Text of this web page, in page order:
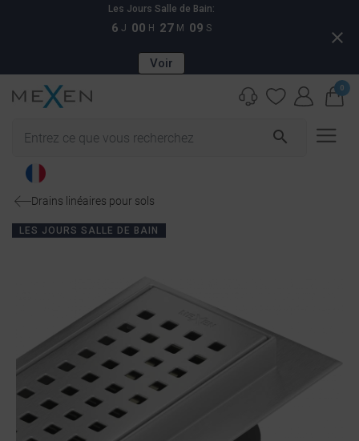
Les Jours Salle de Bain:
6 J 00 H 27 M 09 S
Voir
close
search
0
Drains linéaires pour sols
LES JOURS SALLE DE BAIN